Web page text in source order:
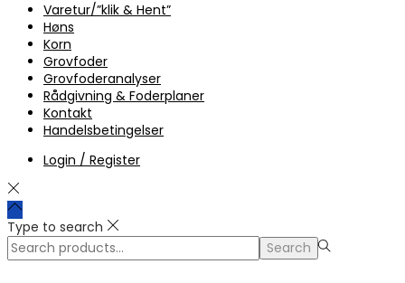
Varetur/”klik & Hent”
Høns
Korn
Grovfoder
Grovfoderanalyser
Rådgivning & Foderplaner
Kontakt
Handelsbetingelser
Login / Register
Type to search
Search
for:>
Search